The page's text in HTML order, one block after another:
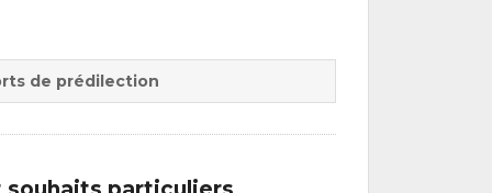
de prédilection